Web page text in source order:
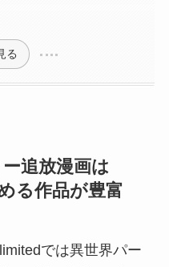
る
追放漫画は
る作品が豊富
では異世界パー